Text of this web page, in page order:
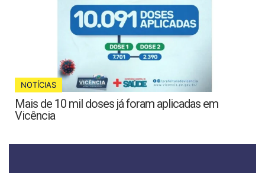
NOTÍCIAS
Mais de 10 mil doses já foram aplicadas em
Vicência